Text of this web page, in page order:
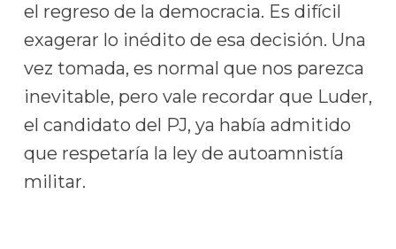
el regreso de la democracia. Es difícil
exagerar lo inédito de esa decisión. Una
vez tomada, es normal que nos parezca
inevitable, pero vale recordar que Luder,
el candidato del PJ, ya había admitido
que respetaría la ley de autoamnistía
militar.